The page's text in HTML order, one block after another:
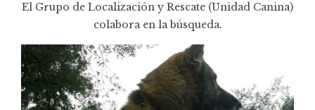
El Grupo de Localización y Rescate (Unidad Canina)
colabora en la búsqueda.